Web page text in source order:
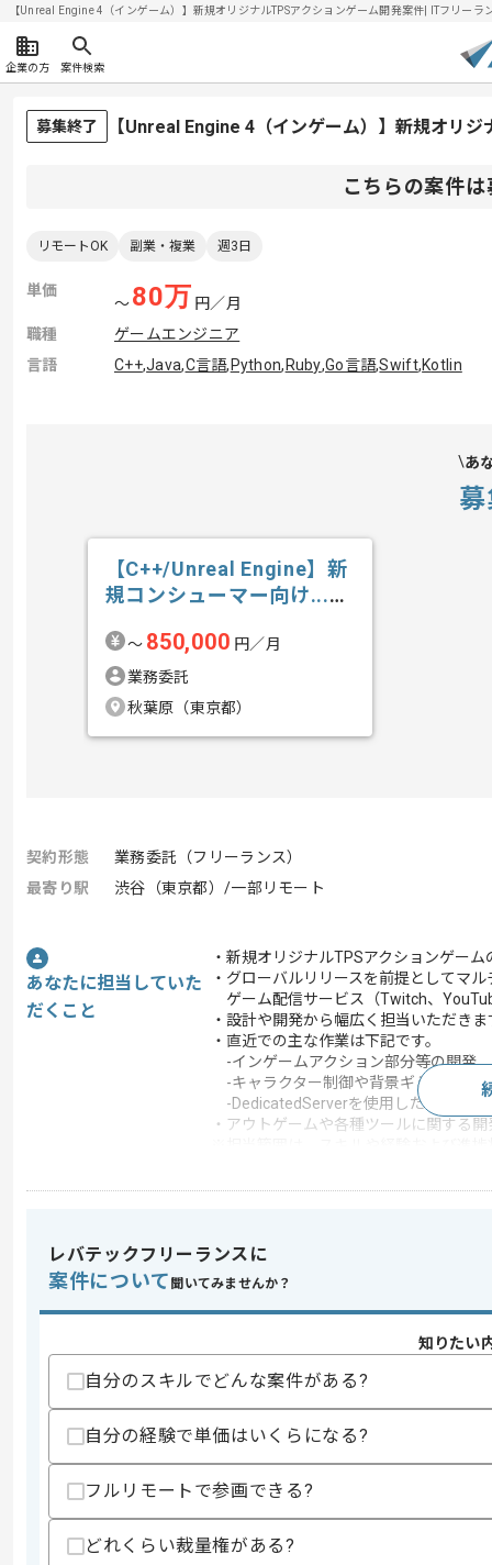
【Unreal Engine 4（インゲーム）】新規オリジナルTPSアクションゲーム開発案件| ITフリー
企業の方 案件検索
募集終了 【Unreal Engine 4（インゲーム）】新規オリ
こちらの案件
リモートOK 副業・複業 週3日
単価
〜80万 円／月
職種
ゲームエンジニア
言語
C++,Java,C言語, Python, Ruby,Go言語,Swift,Kotlin
あ
【C++/Unreal Engine】新
規コンシューマー向け...の
〜 850,000 円／月
業務委託
秋葉原（東京都）
契約形態
業務委託（フリーランス）
最寄り駅
渋谷（東京都）/一部リモート
あなたに担当していた
だくこと
・新規オリジナルTPSアクションゲー
・グローバルリリースを前提としてマ
ゲーム配信サービス（Twitch、
・設計や開発から幅広く担当いただきま
・直近での主な作業は下記です。
-インゲームアクション部分等の開発
-キャラクター制御や背景ギミック等
-DedicatedServerを使用したリアルタ
・アウトゲームや各種ツールに関する
ン サーバー
Webサーバー
Nginx
求めるスキル
・3Dアクションゲーム開発の実務経験
・リアルタイム通信対戦ゲーム開発の実
レバテックフリーランスに
案件について 聞いてみませんか？
知りたい
自分のスキルでどんな案件がある?
自分の経験で単価はいくらになる?
フルリモートで参画できる?
どれくらい裁量権がある?